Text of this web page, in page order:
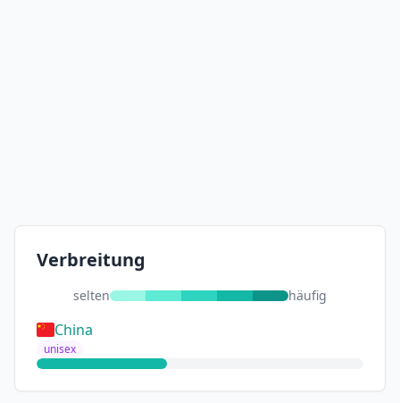
Verbreitung
selten häufig
China
unisex